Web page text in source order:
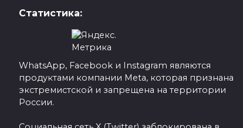
Статистика:
WhatsApp, Facebook и Instagram являются
продуктами компании Meta, которая признана
экстремистской и запрещена на территории
России.